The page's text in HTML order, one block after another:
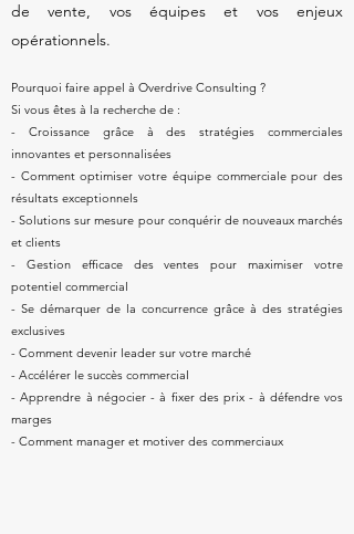
de vente, vos équipes et vos enjeux
opérationnels.
Pourquoi faire appel à Overdrive Consulting ?
Si vous êtes à la recherche de :
- Croissance grâce à des stratégies commerciales
innovantes et personnalisées
- Comment optimiser votre équipe commerciale pour des
résultats exceptionnels
- Solutions sur mesure pour conquérir de nouveaux marchés
et clients
- Gestion efficace des ventes pour maximiser votre
potentiel commercial
- Se démarquer de la concurrence grâce à des stratégies
exclusives
- Comment devenir leader sur votre marché
- Accélérer le succès commercial
- Apprendre à négocier - à fixer des prix - à défendre vos
marges
- Comment manager et motiver des commerciaux